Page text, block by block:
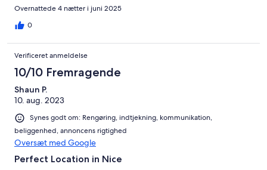
Overnattede 4 nætter i juni 2025
0
Verificeret anmeldelse
10/10 Fremragende
Shaun P.
10. aug. 2023
Synes godt om: Rengøring, indtjekning, kommunikation,
beliggenhed, annoncens rigtighed
Oversæt med Google
Perfect Location in Nice